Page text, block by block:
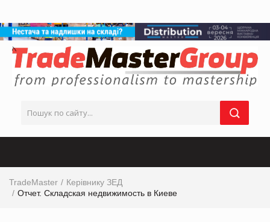
TradeMaster
Керівнику ЗЕД
Отчет. Складская недвижимость в Киеве